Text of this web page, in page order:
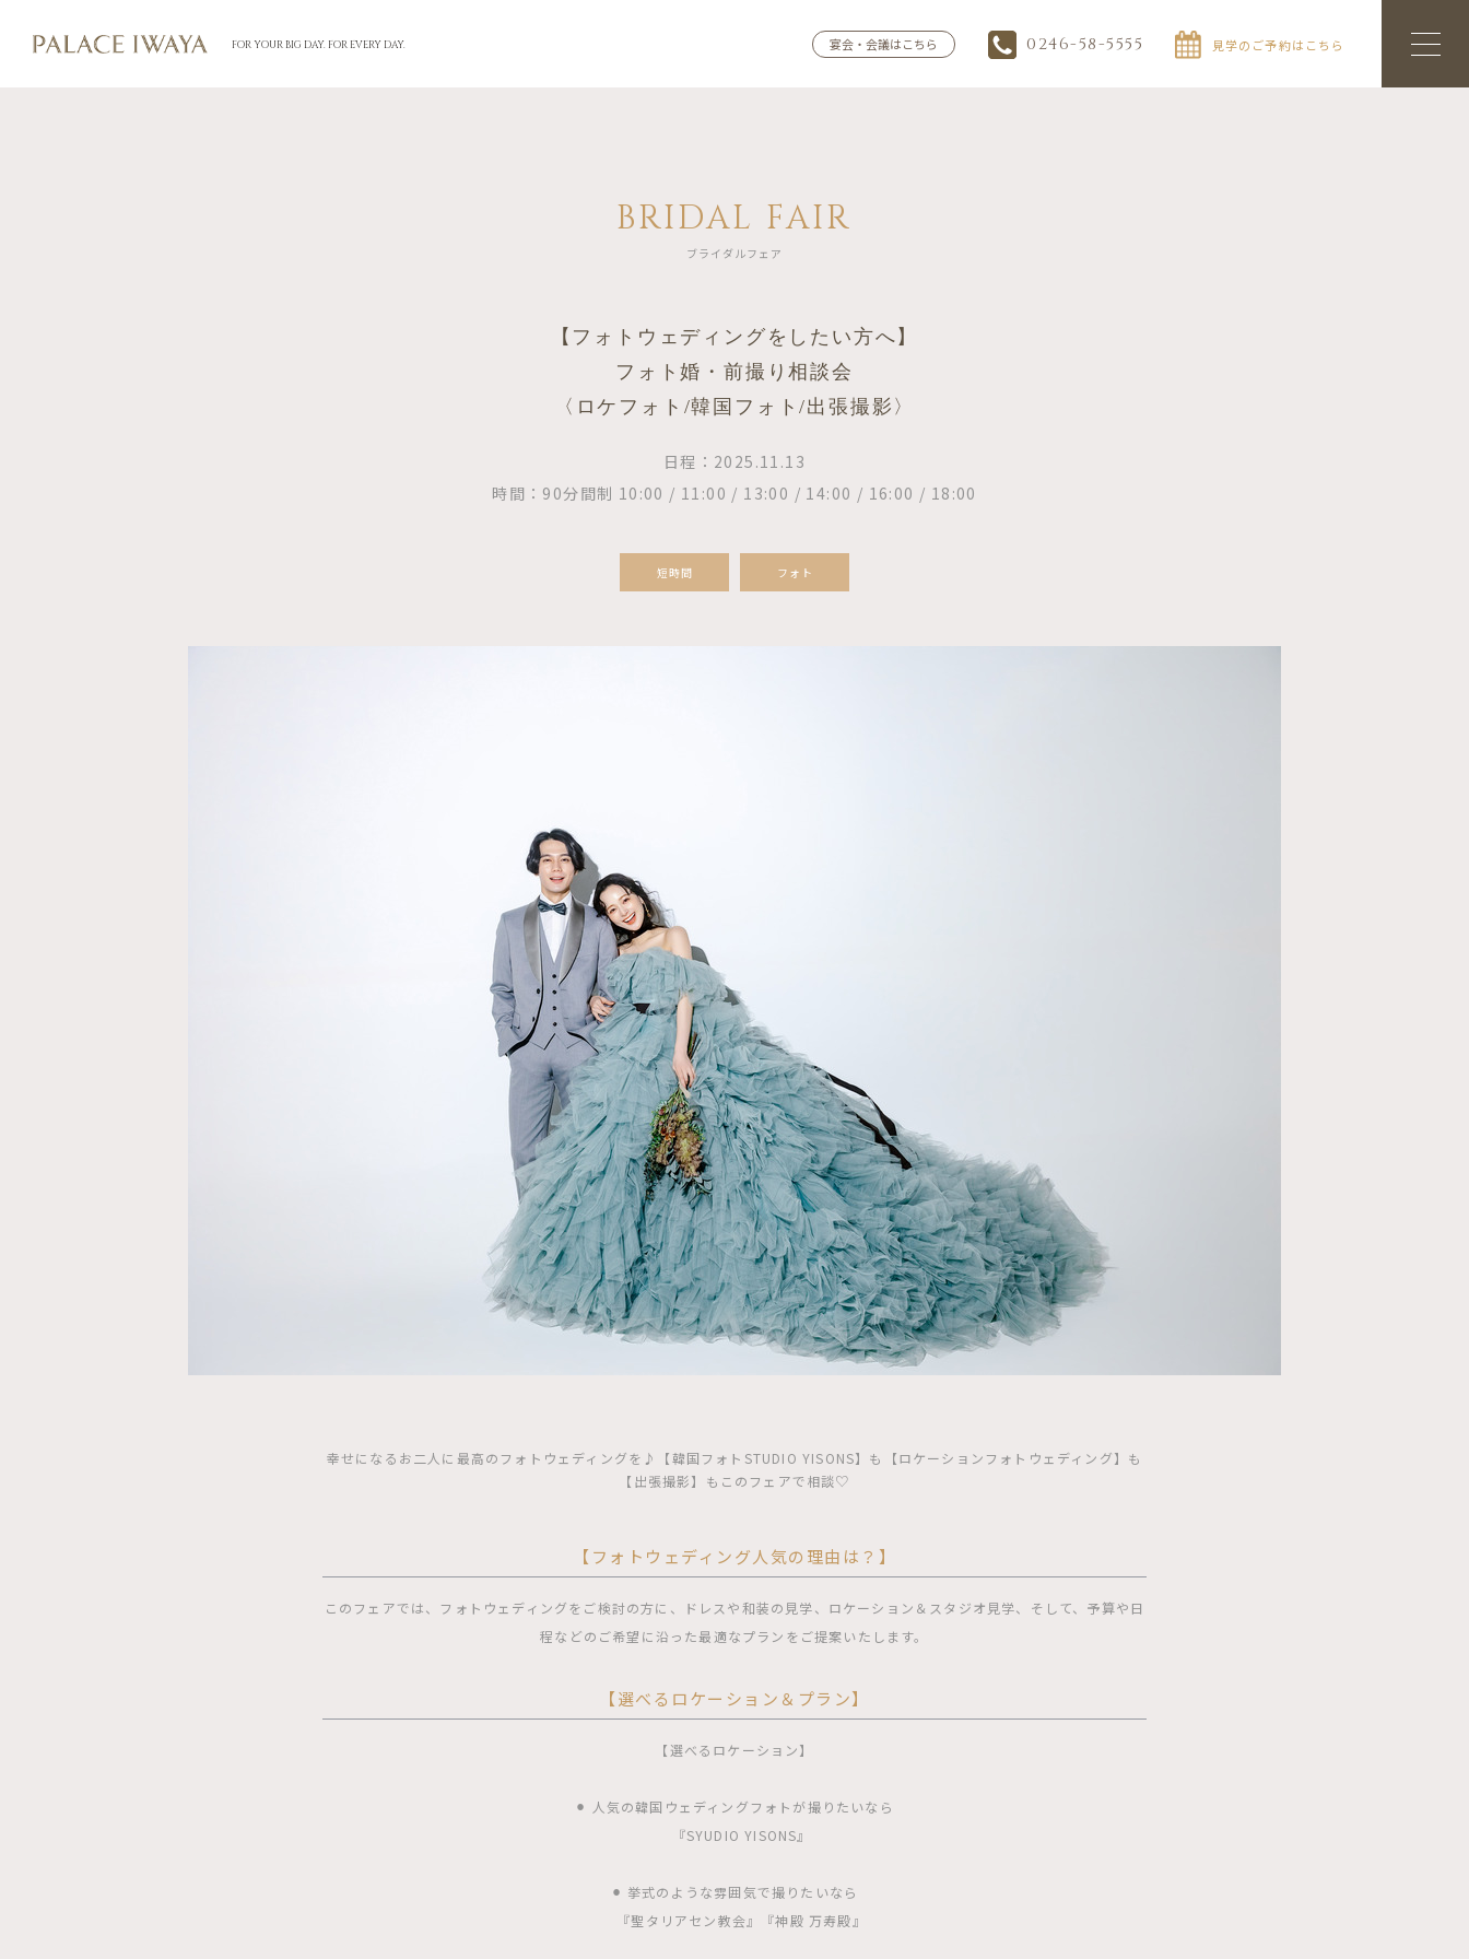
FOR YOUR BIG DAY. FOR EVERY DAY. 宴会・会議はこちら 0246-58-5555 見学のご予約はこちら
BRIDAL FAIR
ブライダルフェア
【フォトウェディングをしたい方へ】
フォト婚・前撮り相談会
〈ロケフォト/韓国フォト/出張撮影〉
日程：2025.11.13
時間：90分間制 10:00 / 11:00 / 13:00 / 14:00 / 16:00 / 18:00
短時間 フォト
幸せになるお二人に最高のフォトウェディングを♪【韓国フォトSTUDIO YISONS】も【ロケーションフォトウェディング】も
【出張撮影】もこのフェアで相談♡
【フォトウェディング人気の理由は？】
このフェアでは、フォトウェディングをご検討の方に、ドレスや和装の見学、ロケーション＆スタジオ見学、そして、予算や日
程などのご希望に沿った最適なプランをご提案いたします。
【選べるロケーション＆プラン】
【選べるロケーション】
⚫︎ 人気の韓国ウェディングフォトが撮りたいなら
『SYUDIO YISONS』
⚫︎ 挙式のような雰囲気で撮りたいなら
『聖タリアセン教会』『神殿 万寿殿』